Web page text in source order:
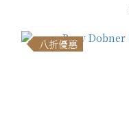
八折優惠